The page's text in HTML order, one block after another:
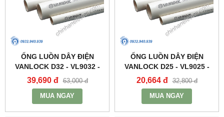
ỐNG LUỒN DÂY ĐIỆN
VANLOCK D32 - VL9032 -
VANLOCK/SINO
39,690 đ 63,000 đ
MUA NGAY
ỐNG LUỒN DÂY ĐIỆN
VANLOCK D25 - VL9025 -
VANLOCK/SINO
20,664 đ 32,800 đ
MUA NGAY